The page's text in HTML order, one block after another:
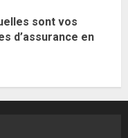
sont vos
d’assurance en